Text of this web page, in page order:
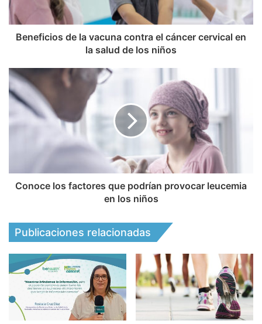
Beneficios de la vacuna contra el cáncer cervical en
la salud de los niños
Conoce los factores que podrían provocar leucemia
en los niños
Publicaciones relacionadas